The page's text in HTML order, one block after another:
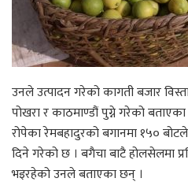
उनले उत्पादन गरेको कागती बजार
पोखरा र काठमाण्डौं पुग्ने गरेको
रोपेका रेमबहादुरको बगानमा १५०
दिने गरेको छ । बगैचा बाटै होलसेलमा
भइरहेको उनले बताएका छन् ।